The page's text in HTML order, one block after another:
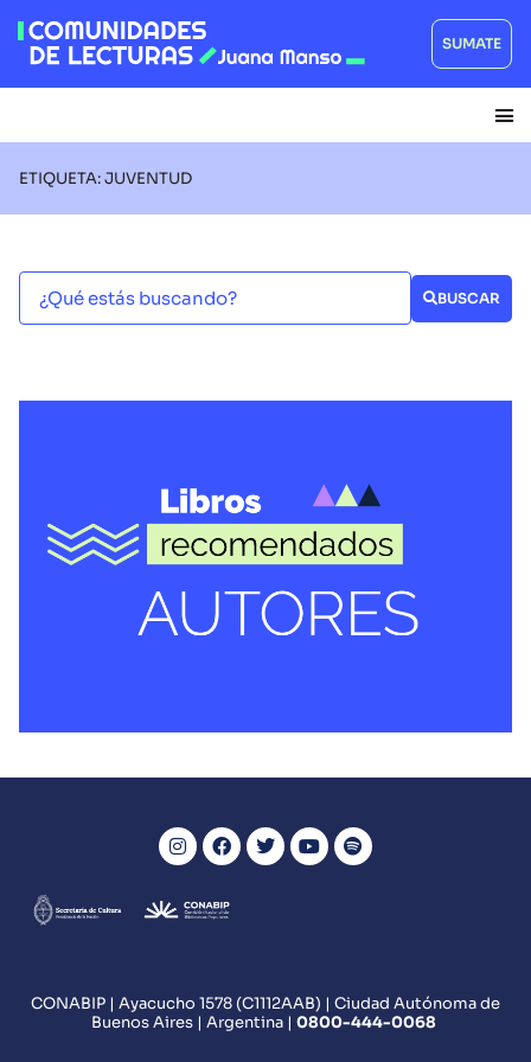
SUMATE
ETIQUETA: JUVENTUD
BUSCAR
De Wattpad a Tik Tok, cómo
conquistar a los lectores de hoy
VER MÁS
CONABIP | Ayacucho 1578 (C1112AAB) | Ciudad Autónoma de
Buenos Aires | Argentina | 0800-444-0068